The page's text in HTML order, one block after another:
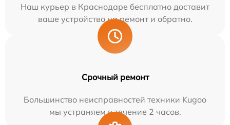
Наш курьер в Краснодаре бесплатно доставит
ваше устройство на ремонт и обратно.
Срочный ремонт
Большинство неисправностей техники Kugoo
мы устраняем в течение 2 часов.